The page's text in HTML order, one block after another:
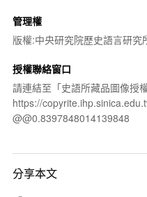
管理權
版權:中央研究院歷史語言研究
授權聯絡窗口
請連結至「史語所藏品圖像授
https://
@@0.8397848014139848
分享本文